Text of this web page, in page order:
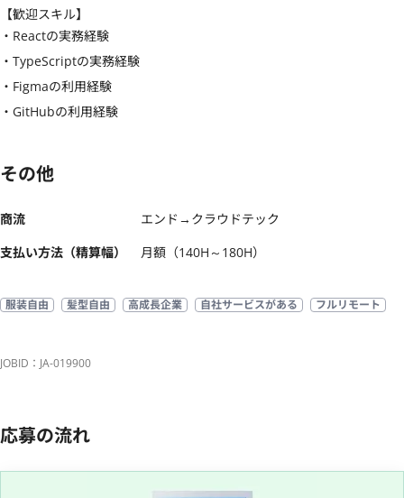
【歓迎スキル】
・Reactの実務経験
・TypeScriptの実務経験
・Figmaの利用経験
・GitHubの利用経験
その他
商流
エンド→クラウドテック
支払い方法（精算幅）
月額（140H～180H）
服装自由 髪型自由 高成長企業 自社サービスがある フルリモート
JOBID：JA-019900
応募の流れ